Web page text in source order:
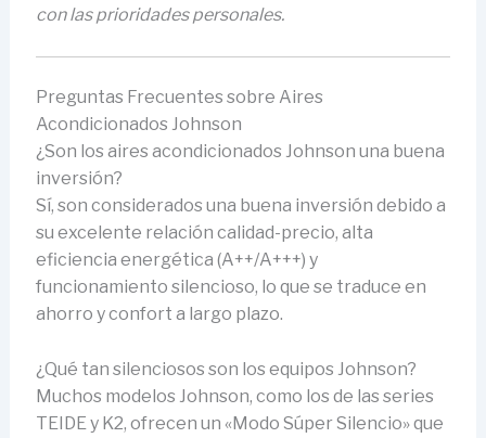
con las prioridades personales.
Preguntas Frecuentes sobre Aires
Acondicionados Johnson
¿Son los aires acondicionados Johnson una buena
inversión?
Sí, son considerados una buena inversión debido a
su excelente relación calidad-precio, alta
eficiencia energética (A++/A+++) y
funcionamiento silencioso, lo que se traduce en
ahorro y confort a largo plazo.
¿Qué tan silenciosos son los equipos Johnson?
Muchos modelos Johnson, como los de las series
TEIDE y K2, ofrecen un «Modo Súper Silencio» que